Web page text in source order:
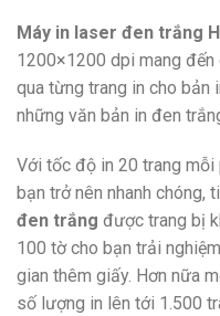
Máy in laser đen trắng
1200×1200 dpi mang
qua từng trang in cho bản
những văn bản in đen
Với tốc độ in 20 trang mỗi
bạn trở nên nhanh chóng,
đen trắng được trang bị
100 tờ cho bạn trải
gian thêm giấy. Hơn nữa
số lượng in lên tới 1.500